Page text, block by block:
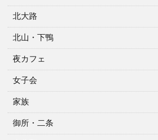
北大路
北山・下鴨
夜カフェ
女子会
家族
御所・二条